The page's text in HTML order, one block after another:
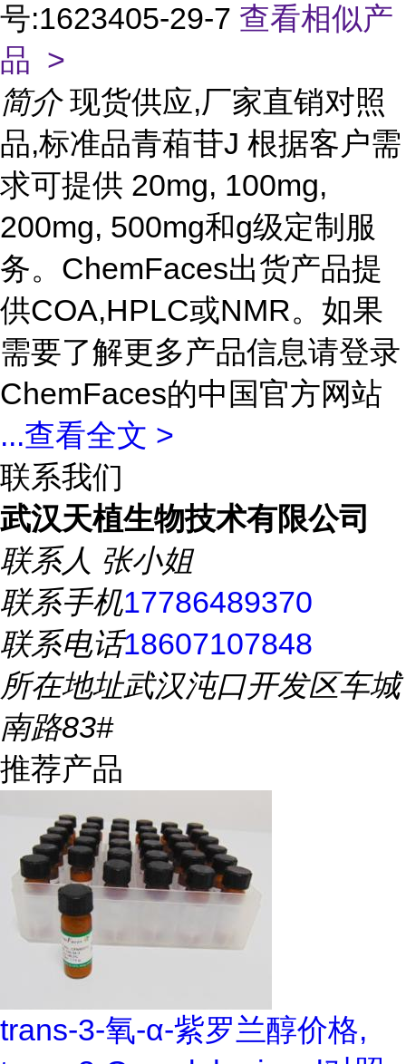
号:1623405-29-7 查看相似产
品 >
简介 现货供应,厂家直销对照
品,标准品青葙苷J 根据客户需
求可提供 20mg, 100mg,
200mg, 500mg和g级定制服
务。ChemFaces出货产品提
供COA,HPLC或NMR。如果
需要了解更多产品信息请登录
ChemFaces的中国官方网站
...查看全文 >
联系我们
武汉天植生物技术有限公司
联系人 张小姐
联系手机17786489370
联系电话18607107848
所在地址武汉沌口开发区车城
南路83#
推荐产品
trans-3-氧-α-紫罗兰醇价格,